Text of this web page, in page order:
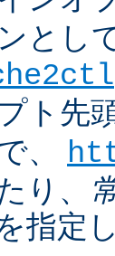
とし
ト先
、
り、
指定